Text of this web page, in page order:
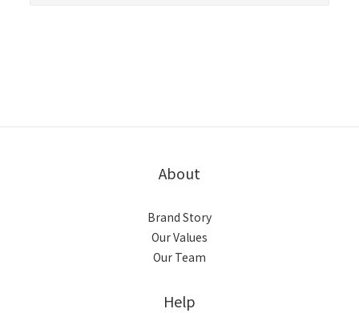
About
Brand Story
Our Values
Our Team
Help